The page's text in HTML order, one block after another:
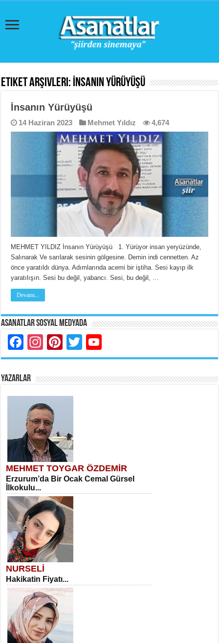
Etiket Arşivleri: İnsanın Yürüyüşü
İnsanın Yürüyüşü
14 Haziran 2023 Mehmet Yıldız 4,674
MEHMET YILDIZ İnsanın Yürüyüşü 1. Yürüyor insan yeryüzünde,
Salınarak Ve sarılarak sesinin gölgesine. Demin indi cennetten. Az
önce yaratıldı dünya. Adımlarında acemi bir iştiha. Sesi kayıp ilk
yaratılışın. Sesi bu değil, yabancı. Sesi, bu değil, …
Devamı...
Asanatlar Sosyal Medyada
Facebook
Instagram
Pinterest
Twitter
YAZARLAR
MEHMET TOYGAR ÖZDEMİR
Erzurum’da Bir Ocak Cemal Gürsel
İlkokulu...
NURSELİ
Hakikatin Fiyatı...